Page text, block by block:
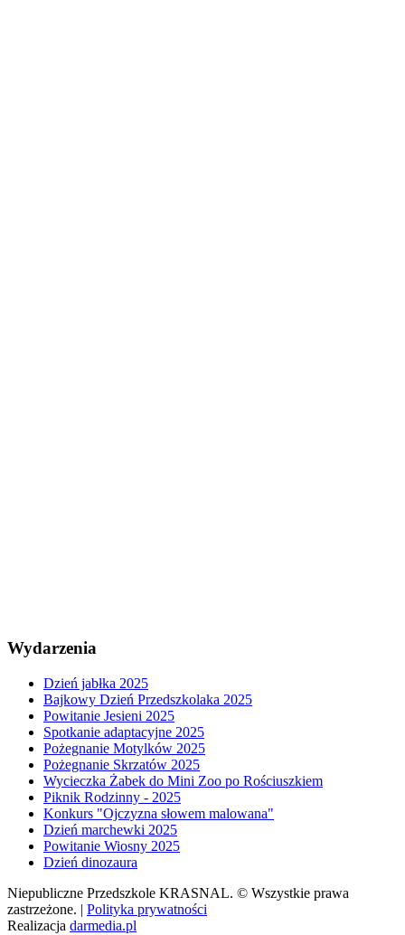
Wydarzenia
Dzień jabłka 2025
Bajkowy Dzień Przedszkolaka 2025
Powitanie Jesieni 2025
Spotkanie adaptacyjne 2025
Pożegnanie Motylków 2025
Pożegnanie Skrzatów 2025
Wycieczka Żabek do Mini Zoo po Rościuszkiem
Piknik Rodzinny - 2025
Konkurs "Ojczyzna słowem malowana"
Dzień marchewki 2025
Powitanie Wiosny 2025
Dzień dinozaura
Niepubliczne Przedszkole KRASNAL. © Wszystkie prawa
zastrzeżone. | Polityka prywatności
Realizacja darmedia.pl